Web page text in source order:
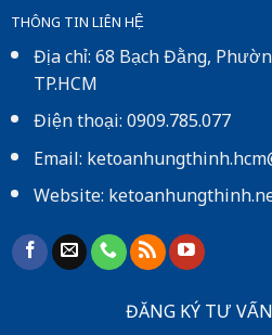
THÔNG TIN LIÊN HỆ
Địa chỉ: 68 Bạch Đằng,
TP.HCM
Điện thoại: 0909.785.077
Email:
Website:
ĐĂNG KÝ TƯ